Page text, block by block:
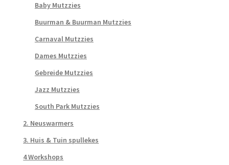
Baby Mutzzies
Buurman & Buurman Mutzzies
Carnaval Mutzzies
Dames Mutzzies
Gebreide Mutzzies
Jazz Mutzzies
South Park Mutzzies
2. Neuswarmers
3. Huis & Tuin spullekes
4 Workshops